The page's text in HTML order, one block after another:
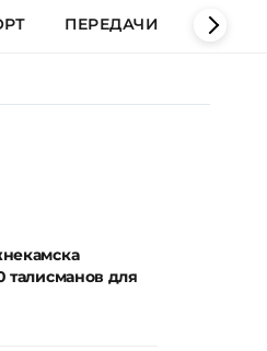
ПЕРЕДАЧИ КЛИПЫ
талисманов для